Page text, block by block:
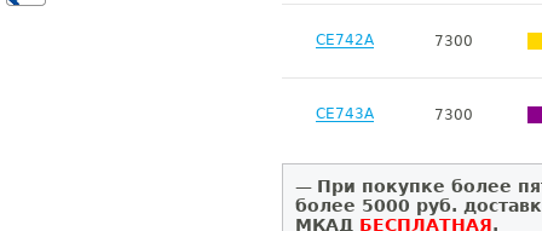
CE742A 7300
CE743A 7300
— При покупке более
более 5000 руб.
МКАД БЕСПЛАТНАЯ.